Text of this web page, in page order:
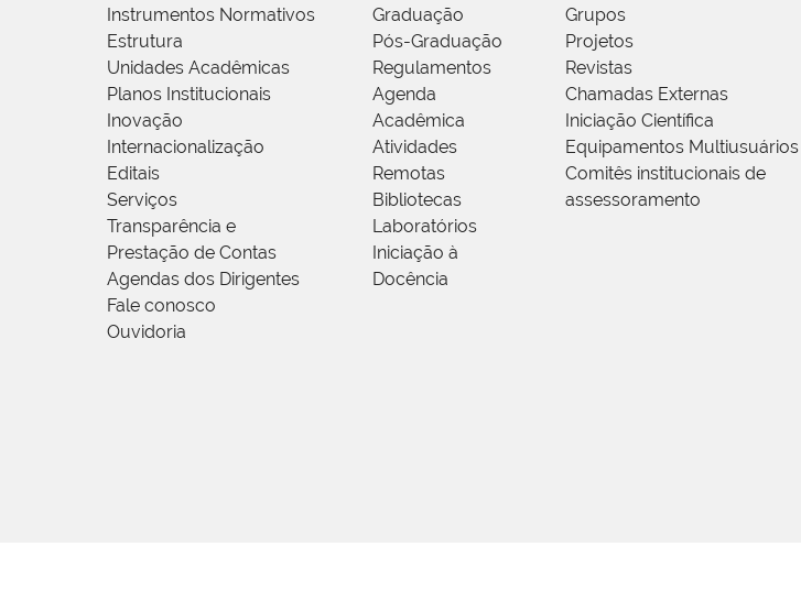
Instrumentos Normativos
Estrutura
Unidades Acadêmicas
Planos Institucionais
Inovação
Internacionalização
Editais
Serviços
Transparência e
Prestação de Contas
Agendas dos Dirigentes
Fale conosco
Ouvidoria
Graduação
Pós-Graduação
Regulamentos
Agenda
Acadêmica
Atividades
Remotas
Bibliotecas
Laboratórios
Iniciação à
Docência
Grupos
Projetos
Revistas
Chamadas Externas
Iniciação Científica
Equipamentos Multiusuários
Comitês institucionais de
assessoramento